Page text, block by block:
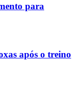
para
após o treino